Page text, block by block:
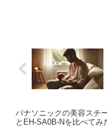
パナソニックの美容スチ
とEH-SA0B-Nを比べてみ